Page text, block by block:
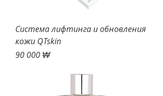
Система лифтинга и обновления
кожи QTskin
Цена
90 000 ₩